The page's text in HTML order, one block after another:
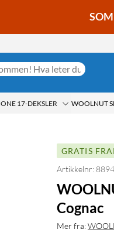
17-DEKSLER WOOLNUT
GRATIS
Artikkelnr:
Cognac
Mer fra: